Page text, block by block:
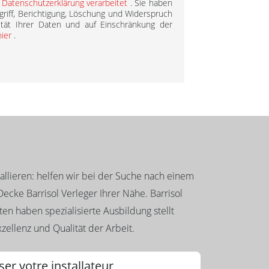
Datenschutzerklärung verarbeitet . Sie haben
Berichtigung, Löschung und Widerspruch
Ihrer Daten und auf Einschränkung der
.
helfen wir bei der Suche nach einem
Barrisol Verleger Ihrer Nähe. Barrisol
haben spezialisierte Ausbildung stellt
und Qualität der Arbeit.
votre installateur